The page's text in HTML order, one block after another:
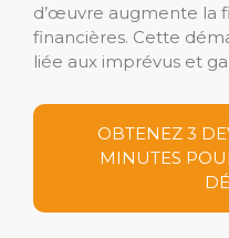
d’œuvre augmente la
financières. Cette
liée aux imprévus et
OBTENEZ 3
MINUTES